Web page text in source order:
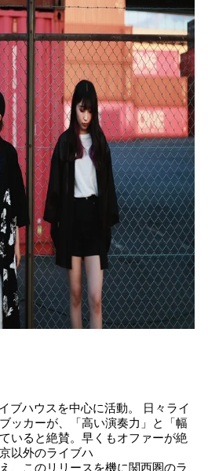
ブハウスを中心に活動。 日々ライ
ッカーが、「高い演奏力」と「幅
いると絶賛。早くもオファーが絶
以外のライブハ
、このリリースを機に関西圏のラ